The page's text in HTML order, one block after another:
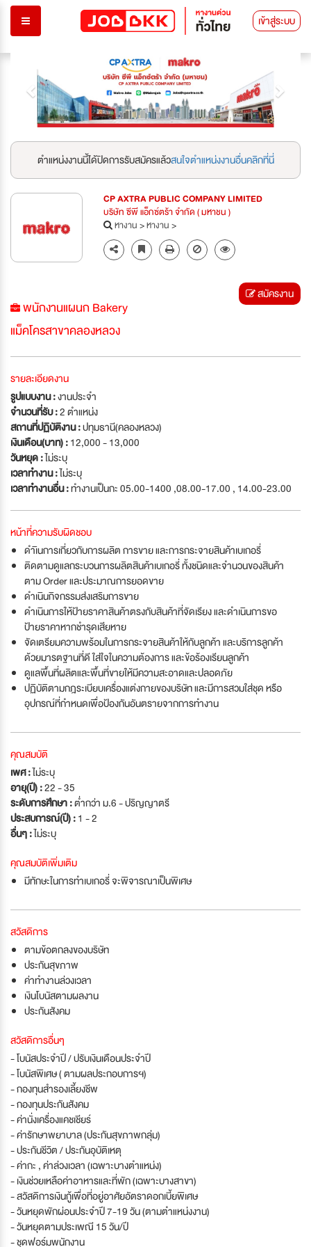
เข้าสู่ระบบ
ตำแหน่งงานนี้ได้ปิดการรับสมัครแล้วสนใจตำแหน่งงานอื่นคลิกที่นี่
CP AXTRA PUBLIC COMPANY LIMITED
บริษัท ซีพี แอ็กซ์ตร้า จำกัด ( มหาชน )
หางาน>หางาน>
พนักงานแผนก Bakery
แม็คโครสาขาคลองหลวง
สมัครงาน
รายละเอียดงาน
รูปแบบงาน :งานประจำ
จำนวนที่รับ :2 ตำแหน่ง
สถานที่ปฏิบัติงาน :ปทุมธานี(คลองหลวง)
เงินเดือน(บาท) :12,000 - 13,000
วันหยุด :ไม่ระบุ
เวลาทำงาน :ไม่ระบุ
เวลาทำงานอื่น :ทำงานเป็นกะ 05.00-1400 ,08.00-17.00 , 14.00-23.00
หน้าที่ความรับผิดชอบ
ดำเินการเกี่ยวกับการผลิต การขาย และการกระจายสินค้าเบเกอรี่
ติดตามดูแลกระบวนการผลิตสินค้าเบเกอรี่ ทั้งชนิดและจำนวนของสินค้า
ตาม Order และประมาณการยอดขาย
ดำเนินกิจกรรมส่งเสริมการขาย
ดำเนินการให้ป้ายราคาสินค้าตรงกับสินค้าที่จัดเรียง และดำเนินการขอ
ป้ายราคาหากชำรุดเสียหาย
จัดเตรียมความพร้อมในการกระจายสินค้าให้กับลูกค้า และบริการลูกค้า
ด้วยมารตฐานที่ดี ใส่ใจในความต้องการ และข้อร้องเรียนลูกค้า
ดูแลพื้นที่ผลิตและพื้นที่ขายให้มีความสะอาดและปลอดภัย
ปฏิบัติตามกฎระเบียบเครื่องแต่งกายของบริษัท และมีการสวมใส่ชุด หรือ
อุปกรณ์ที่กำหนดเพื่อป้องกันอันตรายจากการทำงาน
คุณสมบัติ
เพศ :ไม่ระบุ
อายุ(ปี) :22 - 35
ระดับการศึกษา :ต่ำกว่า ม.6 - ปริญญาตรี
ประสบการณ์(ปี) :1 - 2
อื่นๆ :ไม่ระบุ
คุณสมบัติเพิ่มเติม
มีทักษะในการทำเบเกอรี่ จะพิจารณาเป็นพิเศษ
สวัสดิการ
ตามข้อตกลงของบริษัท
ประกันสุขภาพ
ค่าทำงานล่วงเวลา
เงินโบนัสตามผลงาน
ประกันสังคม
สวัสดิการอื่นๆ
- โบนัสประจำปี / ปรับเงินเดือนประจำปี
- โบนัสพิเศษ ( ตามผลประกอบการฯ)
- กองทุนสำรองเลี้ยงชีพ
- กองทุนประกันสังคม
- ค่านั่งเครื่องแคชเชียร์
- ค่ารักษาพยาบาล (ประกันสุขภาพกลุ่ม)
- ประกันชีวิต / ประกันอุบัติเหตุ
- ค่ากะ , ค่าล่วงเวลา (เฉพาะบางตำแหน่ง)
- เงินช่วยเหลือค่าอาหารและที่พัก (เฉพาะบางสาขา)
- สวัสดิการเงินกู้เพื่อที่อยู่อาศัยอัตราดอกเบี้ยพิเศษ
- วันหยุดพักผ่อนประจำปี 7-19 วัน (ตามตำแหน่งงาน)
- วันหยุดตามประเพณี 15 วัน/ปี
- ชุดฟอร์มพนักงาน